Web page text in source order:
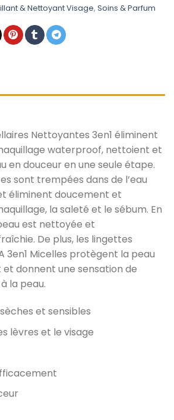
: est :
& Nettoyant Visage, Soins & Parfum
Nettoyantes 3en1 éliminent
waterproof, nettoient et
en douceur en une seule étape.
sont trempées dans de l’eau
éliminent doucement et
la saleté et le sébum. En
est nettoyée et
De plus, les lingettes
3en1 Micelles protègent la peau
donnent une sensation de
la peau.
et sensibles
lèvres et le visage